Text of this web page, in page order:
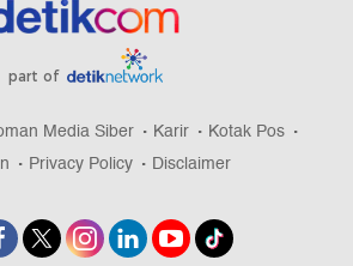
part of
Media Siber Karir
Kotak Pos
Privacy Policy Disclaimer